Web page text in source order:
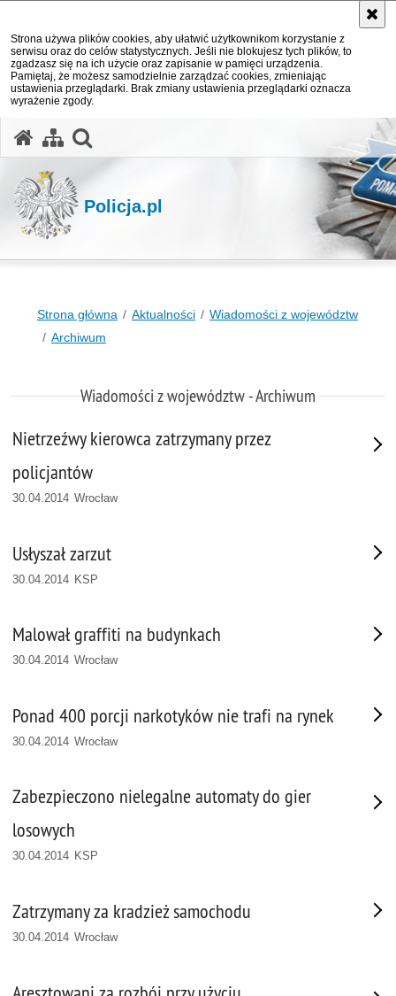
Strona używa plików cookies, aby ułatwić użytkownikom korzystanie z
serwisu oraz do celów statystycznych. Jeśli nie blokujesz tych plików, to
zgadzasz się na ich użycie oraz zapisanie w pamięci urządzenia.
Pamiętaj, że możesz samodzielnie zarządzać cookies, zmieniając
ustawienia przeglądarki. Brak zmiany ustawienia przeglądarki oznacza
wyrażenie zgody.
Policja.pl
Strona główna Aktualności
Wiadomości z województw
Archiwum
Wiadomości z województw - Archiwum
Nietrzeźwy kierowca zatrzymany przez
policjantów
30.04.2014 Wrocław
Usłyszał zarzut
30.04.2014 KSP
Malował graffiti na budynkach
30.04.2014 Wrocław
Ponad 400 porcji narkotyków nie trafi na rynek
30.04.2014 Wrocław
Zabezpieczono nielegalne automaty do gier
losowych
30.04.2014 KSP
Zatrzymany za kradzież samochodu
30.04.2014 Wrocław